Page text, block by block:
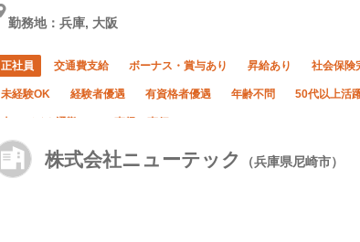
株式会社ニューテック （兵庫県尼崎市）
勤務地：兵庫, 大阪
正社員 交通費支給 ボーナス・賞与あり 昇給あり 社会保険
未経験OK 経験者優遇 有資格者優遇 年齢不問 50代以上活